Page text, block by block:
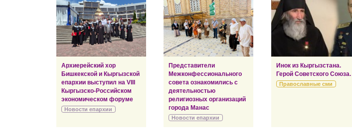
Архиерейский хор
Бишкекской и Кыргызской
епархии выступил на VIII
Кыргызско-Российском
экономическом форуме
Новости епархии
Представители
Межконфессионального
совета ознакомились с
деятельностью
религиозных организаций
города Манас
Новости епархии
Инок из Кыргызстана.
Герой Советского Союза.
Православные сми